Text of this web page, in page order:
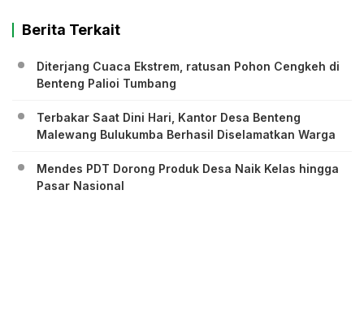
Berita Terkait
Diterjang Cuaca Ekstrem, ratusan Pohon Cengkeh di
Benteng Palioi Tumbang
Terbakar Saat Dini Hari, Kantor Desa Benteng
Malewang Bulukumba Berhasil Diselamatkan Warga
Mendes PDT Dorong Produk Desa Naik Kelas hingga
Pasar Nasional